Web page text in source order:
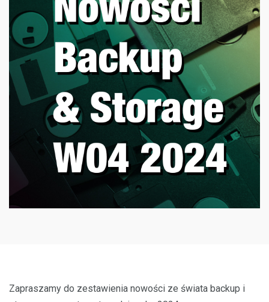
Zapraszamy do zestawienia nowości ze świata backup i